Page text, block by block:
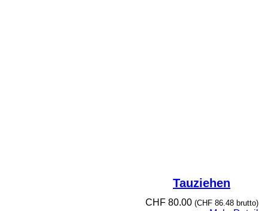
Tauziehen
CHF80.00 (CHF86.48brutto)